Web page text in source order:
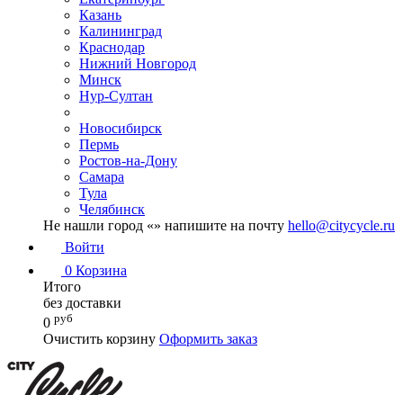
Казань
Калининград
Краснодар
Нижний Новгород
Минск
Нур-Султан
Новосибирск
Пермь
Ростов-на-Дону
Самара
Тула
Челябинск
Не нашли город «» напишите на почту hello@citycycle.ru
Войти
0 Корзина
Итого
без доставки
0 руб
Очистить корзину Оформить заказ